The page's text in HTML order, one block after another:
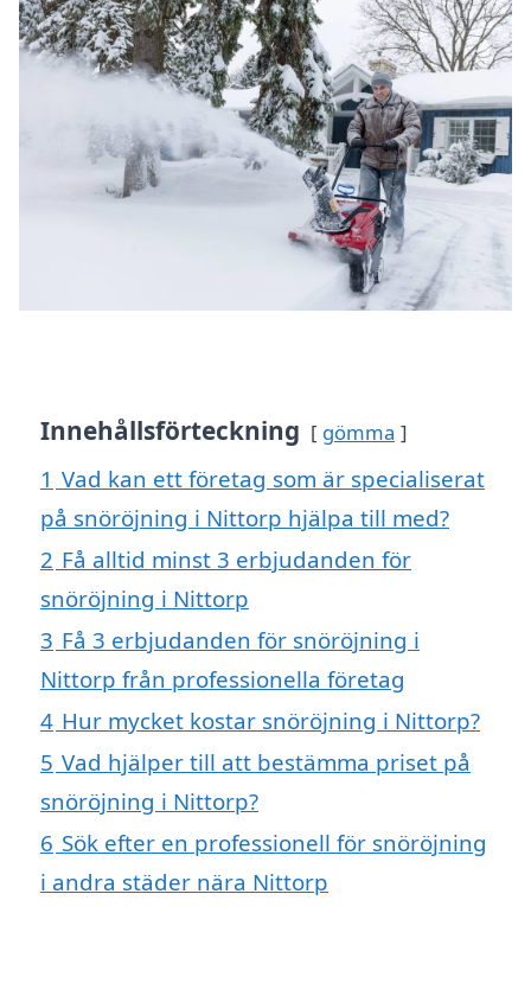
Innehållsförteckning gömma
1 Vad kan ett företag som är specialiserat
på snöröjning i Nittorp hjälpa till med?
2 Få alltid minst 3 erbjudanden för
snöröjning i Nittorp
3 Få 3 erbjudanden för snöröjning i
Nittorp från professionella företag
4 Hur mycket kostar snöröjning i Nittorp?
5 Vad hjälper till att bestämma priset på
snöröjning i Nittorp?
6 Sök efter en professionell för snöröjning
i andra städer nära Nittorp